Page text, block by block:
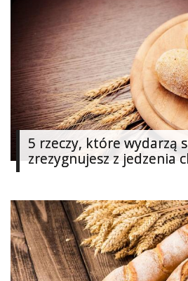
Przepisy
kulinarne
Kobiece
Wyznania
Wnętrza
Fitness
Ślub
&
Wesele
Moda
5 rzeczy, które wydarzą
zrezygnujesz z jedzenia